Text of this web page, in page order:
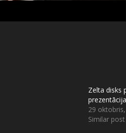
Zelta disks
29
Similar post